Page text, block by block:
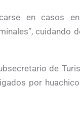
en casos
cuidando
de
por